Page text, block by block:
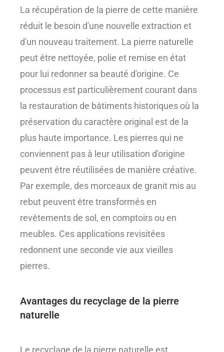
La récupération de la pierre de cette manière
réduit le besoin d'une nouvelle extraction et
d'un nouveau traitement. La pierre naturelle
peut être nettoyée, polie et remise en état
pour lui redonner sa beauté d'origine. Ce
processus est particulièrement courant dans
la restauration de bâtiments historiques où la
préservation du caractère original est de la
plus haute importance. Les pierres qui ne
conviennent pas à leur utilisation d'origine
peuvent être réutilisées de manière créative.
Par exemple, des morceaux de granit mis au
rebut peuvent être transformés en
revêtements de sol, en comptoirs ou en
meubles. Ces applications revisitées
redonnent une seconde vie aux vieilles
pierres.
Avantages du recyclage de la pierre
naturelle
Le recyclage de la pierre naturelle est